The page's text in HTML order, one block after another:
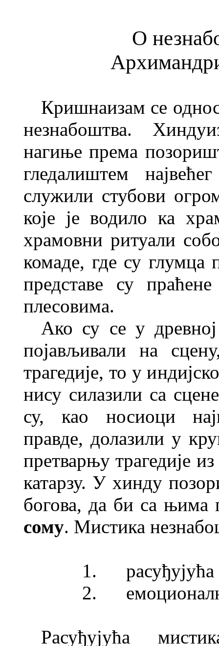
О
Кришнаизам се
незнабоштва.
нагиње према
гледалиштем
служили стубови
које је водило ка
храмовни ритуали
комаде, где су глумца
представе су
плесовима.
Ако су се у
појављивали на
трагедије, то у
нису силазили са
су, као носиоци
правде, долазили у
претварњу трагедије
катарзу. У хинду
богова, да би са њима
сому. Мистика
1.
2.
Расуђујућа